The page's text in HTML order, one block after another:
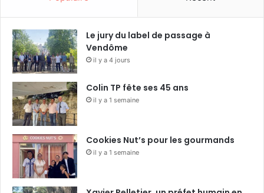
Le jury du label de passage à
Vendôme
il y a 4 jours
Colin TP fête ses 45 ans
il y a 1 semaine
Cookies Nut’s pour les gourmands
il y a 1 semaine